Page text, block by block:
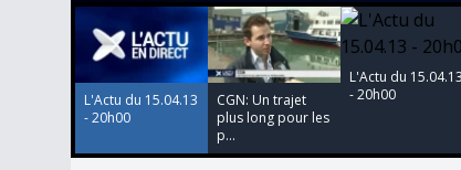
0
seconds
secondsVolume
90%
L'Actu du 15.04.13
- 20h00
CGN: Un trajet
plus long pour les
p...
L'Actu du 15.04.13
- 20h00